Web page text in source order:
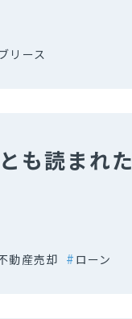
リース
も読まれた
動産売却
ローン